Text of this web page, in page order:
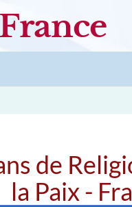
de
la Paix -